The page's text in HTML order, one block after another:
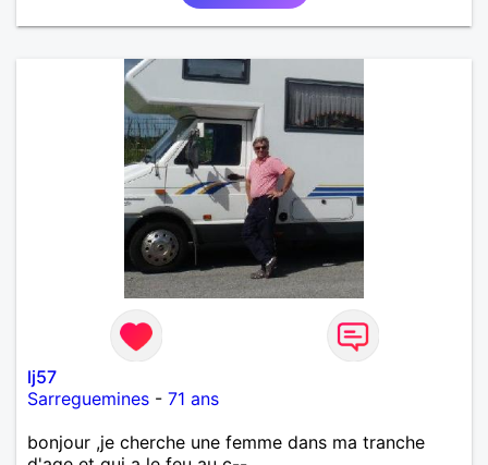
lj57
Sarreguemines - 71 ans
bonjour ,je cherche une femme dans ma tranche